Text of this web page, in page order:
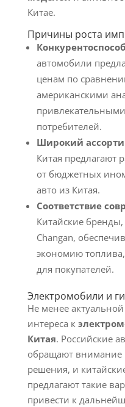
Китае.
Причины роста
автомобили
ценам по
американскими
потребителей.
Широкий
Китая предлагают
от бюджетных
авто из Китая.
Соответствие
Китайские бренды,
Changan,
экономию
для покупателей.
Электромобили и
Не менее
интереса к
Китая. Российские
обращают внимание
решения, и
предлагают такие
привести к